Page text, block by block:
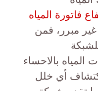
فاتورة المياه
مبرر، فمن
بالاحساء
أي خلل